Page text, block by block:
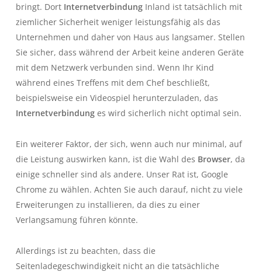
bringt. Dort InternetverbindungInland ist tatsächlich mit
ziemlicher Sicherheit weniger leistungsfähig als das
Unternehmen und daher von Haus aus langsamer. Stellen
Sie sicher, dass während der Arbeit keine anderen Geräte
mit dem Netzwerk verbunden sind. Wenn Ihr Kind
während eines Treffens mit dem Chef beschließt,
beispielsweise ein Videospiel herunterzuladen, das
Internetverbindung es wird sicherlich nicht optimal sein.
Ein weiterer Faktor, der sich, wenn auch nur minimal, auf
die Leistung auswirken kann, ist die Wahl des Browser, da
einige schneller sind als andere. Unser Rat ist, Google
Chrome zu wählen. Achten Sie auch darauf, nicht zu viele
Erweiterungen zu installieren, da dies zu einer
Verlangsamung führen könnte.
Allerdings ist zu beachten, dass die
Seitenladegeschwindigkeit nicht an die tatsächliche